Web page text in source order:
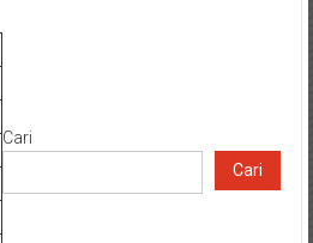
Cari
Cari